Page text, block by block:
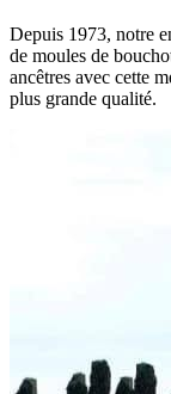
Depuis 1973, notre
de moules de
ancêtres avec cette
plus grande qualité.